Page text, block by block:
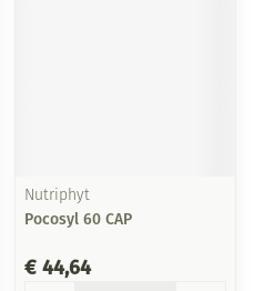
Nutriphyt
Pocosyl 60 CAP
€ 44,64